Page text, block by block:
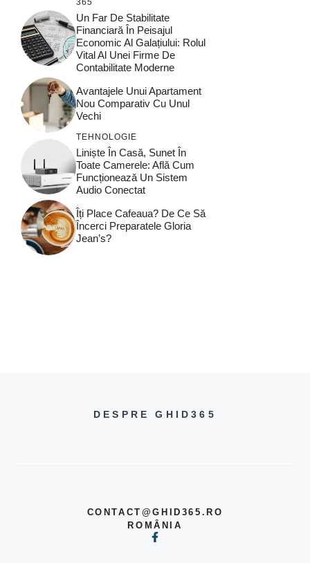
365
Un Far De Stabilitate
Financiară În Peisajul
Economic Al Galațiului: Rolul
Vital Al Unei Firme De
Contabilitate Moderne
Avantajele Unui Apartament
Nou Comparativ Cu Unul
Vechi
TEHNOLOGIE
Liniște În Casă, Sunet În
Toate Camerele: Află Cum
Funcționează Un Sistem
Audio Conectat
Îți Place Cafeaua? De Ce Să
Încerci Preparatele Gloria
Jean’s?
DESPRE GHID365
CONTACT@GHID365.RO
ROMÂNIA